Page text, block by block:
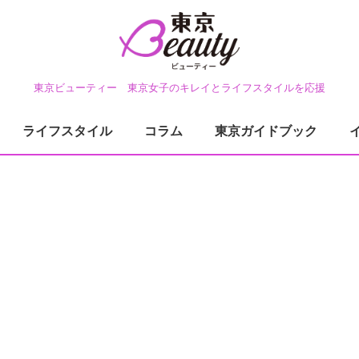
東京ビューティー 東京女子のキレイとライフスタイルを応援
ライフスタイル コラム 東京ガイドブック